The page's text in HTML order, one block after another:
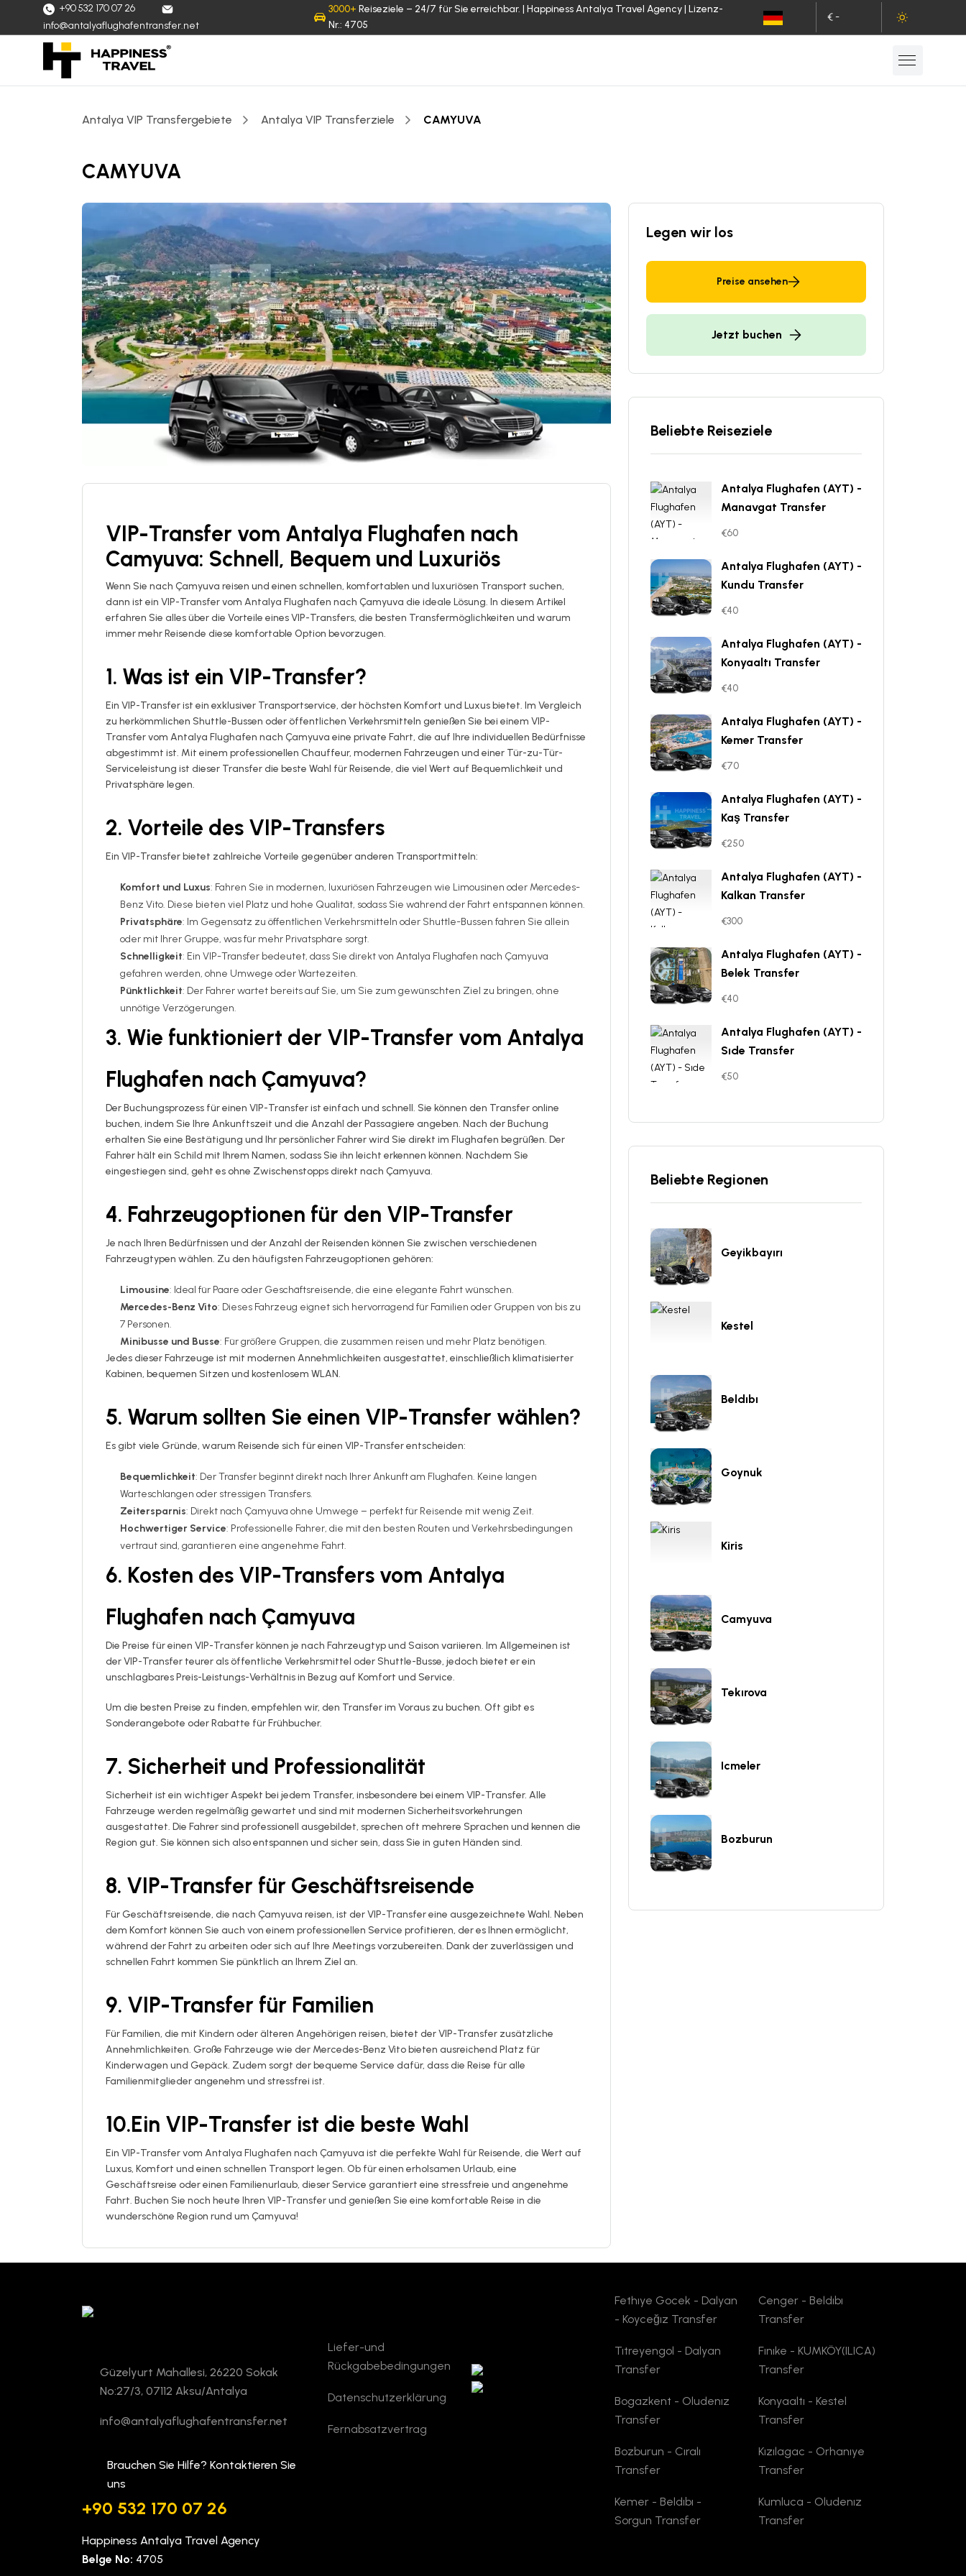
+90 532 170 07 26
info@antalyaflughafentransfer.net
3000+ Reiseziele – 24/7 für Sie erreichbar. | Happiness Antalya Travel Agency | Lizenz-
Nr.: 4705
€ -
Antalya VIP Transfergebiete Antalya VIP Transferziele CAMYUVA
CAMYUVA
VIP-Transfer vom Antalya Flughafen nach
Camyuva: Schnell, Bequem und Luxuriös
Wenn Sie nach Çamyuva reisen und einen schnellen, komfortablen und luxuriösen Transport suchen,
dann ist ein VIP-Transfer vom Antalya Flughafen nach Çamyuva die ideale Lösung. In diesem Artikel
erfahren Sie alles über die Vorteile eines VIP-Transfers, die besten Transfermöglichkeiten und warum
immer mehr Reisende diese komfortable Option bevorzugen.
1. Was ist ein VIP-Transfer?
Ein VIP-Transfer ist ein exklusiver Transportservice, der höchsten Komfort und Luxus bietet. Im Vergleich
zu herkömmlichen Shuttle-Bussen oder öffentlichen Verkehrsmitteln genießen Sie bei einem VIP-
Transfer vom Antalya Flughafen nach Çamyuva eine private Fahrt, die auf Ihre individuellen Bedürfnisse
abgestimmt ist. Mit einem professionellen Chauffeur, modernen Fahrzeugen und einer Tür-zu-Tür-
Serviceleistung ist dieser Transfer die beste Wahl für Reisende, die viel Wert auf Bequemlichkeit und
Privatsphäre legen.
2. Vorteile des VIP-Transfers
Ein VIP-Transfer bietet zahlreiche Vorteile gegenüber anderen Transportmitteln:
Komfort und Luxus: Fahren Sie in modernen, luxuriösen Fahrzeugen wie Limousinen oder Mercedes-
Benz Vito. Diese bieten viel Platz und hohe Qualität, sodass Sie während der Fahrt entspannen können.
Privatsphäre: Im Gegensatz zu öffentlichen Verkehrsmitteln oder Shuttle-Bussen fahren Sie allein
oder mit Ihrer Gruppe, was für mehr Privatsphäre sorgt.
Schnelligkeit: Ein VIP-Transfer bedeutet, dass Sie direkt von Antalya Flughafen nach Çamyuva
gefahren werden, ohne Umwege oder Wartezeiten.
Pünktlichkeit: Der Fahrer wartet bereits auf Sie, um Sie zum gewünschten Ziel zu bringen, ohne
unnötige Verzögerungen.
3. Wie funktioniert der VIP-Transfer vom Antalya
Flughafen nach Çamyuva?
Der Buchungsprozess für einen VIP-Transfer ist einfach und schnell. Sie können den Transfer online
buchen, indem Sie Ihre Ankunftszeit und die Anzahl der Passagiere angeben. Nach der Buchung
erhalten Sie eine Bestätigung und Ihr persönlicher Fahrer wird Sie direkt im Flughafen begrüßen. Der
Fahrer hält ein Schild mit Ihrem Namen, sodass Sie ihn leicht erkennen können. Nachdem Sie
eingestiegen sind, geht es ohne Zwischenstopps direkt nach Çamyuva.
4. Fahrzeugoptionen für den VIP-Transfer
Je nach Ihren Bedürfnissen und der Anzahl der Reisenden können Sie zwischen verschiedenen
Fahrzeugtypen wählen. Zu den häufigsten Fahrzeugoptionen gehören:
Limousine: Ideal für Paare oder Geschäftsreisende, die eine elegante Fahrt wünschen.
Mercedes-Benz Vito: Dieses Fahrzeug eignet sich hervorragend für Familien oder Gruppen von bis zu
7 Personen.
Minibusse und Busse: Für größere Gruppen, die zusammen reisen und mehr Platz benötigen.
Jedes dieser Fahrzeuge ist mit modernen Annehmlichkeiten ausgestattet, einschließlich klimatisierter
Kabinen, bequemen Sitzen und kostenlosem WLAN.
5. Warum sollten Sie einen VIP-Transfer wählen?
Es gibt viele Gründe, warum Reisende sich für einen VIP-Transfer entscheiden:
Bequemlichkeit: Der Transfer beginnt direkt nach Ihrer Ankunft am Flughafen. Keine langen
Warteschlangen oder stressigen Transfers.
Zeitersparnis: Direkt nach Çamyuva ohne Umwege – perfekt für Reisende mit wenig Zeit.
Hochwertiger Service: Professionelle Fahrer, die mit den besten Routen und Verkehrsbedingungen
vertraut sind, garantieren eine angenehme Fahrt.
6. Kosten des VIP-Transfers vom Antalya
Flughafen nach Çamyuva
Die Preise für einen VIP-Transfer können je nach Fahrzeugtyp und Saison variieren. Im Allgemeinen ist
der VIP-Transfer teurer als öffentliche Verkehrsmittel oder Shuttle-Busse, jedoch bietet er ein
unschlagbares Preis-Leistungs-Verhältnis in Bezug auf Komfort und Service.
Um die besten Preise zu finden, empfehlen wir, den Transfer im Voraus zu buchen. Oft gibt es
Sonderangebote oder Rabatte für Frühbucher.
7. Sicherheit und Professionalität
Sicherheit ist ein wichtiger Aspekt bei jedem Transfer, insbesondere bei einem VIP-Transfer. Alle
Fahrzeuge werden regelmäßig gewartet und sind mit modernen Sicherheitsvorkehrungen
ausgestattet. Die Fahrer sind professionell ausgebildet, sprechen oft mehrere Sprachen und kennen die
Region gut. Sie können sich also entspannen und sicher sein, dass Sie in guten Händen sind.
8. VIP-Transfer für Geschäftsreisende
Für Geschäftsreisende, die nach Çamyuva reisen, ist der VIP-Transfer eine ausgezeichnete Wahl. Neben
dem Komfort können Sie auch von einem professionellen Service profitieren, der es Ihnen ermöglicht,
während der Fahrt zu arbeiten oder sich auf Ihre Meetings vorzubereiten. Dank der zuverlässigen und
schnellen Fahrt kommen Sie pünktlich an Ihrem Ziel an.
9. VIP-Transfer für Familien
Für Familien, die mit Kindern oder älteren Angehörigen reisen, bietet der VIP-Transfer zusätzliche
Annehmlichkeiten. Große Fahrzeuge wie der Mercedes-Benz Vito bieten ausreichend Platz für
Kinderwagen und Gepäck. Zudem sorgt der bequeme Service dafür, dass die Reise für alle
Familienmitglieder angenehm und stressfrei ist.
10.Ein VIP-Transfer ist die beste Wahl
Ein VIP-Transfer vom Antalya Flughafen nach Çamyuva ist die perfekte Wahl für Reisende, die Wert auf
Luxus, Komfort und einen schnellen Transport legen. Ob für einen erholsamen Urlaub, eine
Geschäftsreise oder einen Familienurlaub, dieser Service garantiert eine stressfreie und angenehme
Fahrt. Buchen Sie noch heute Ihren VIP-Transfer und genießen Sie eine komfortable Reise in die
wunderschöne Region rund um Çamyuva!
Legen wir los
Preise ansehen
Jetzt buchen
Beliebte Reiseziele
Antalya Flughafen (AYT) -
Manavgat Transfer
€60
Antalya Flughafen (AYT) -
Kundu Transfer
€40
Antalya Flughafen (AYT) -
Konyaaltı Transfer
€40
Antalya Flughafen (AYT) -
Kemer Transfer
€70
Antalya Flughafen (AYT) -
Kaş Transfer
€250
Antalya Flughafen (AYT) -
Kalkan Transfer
€300
Antalya Flughafen (AYT) -
Belek Transfer
€40
Antalya Flughafen (AYT) -
Sıde Transfer
€50
Beliebte Regionen
Geyikbayırı
Kestel
Beldıbı
Goynuk
Kiris
Camyuva
Tekırova
Icmeler
Bozburun
Güzelyurt Mahallesi, 26220 Sokak
No:27/3, 07112 Aksu/Antalya
info@antalyaflughafentransfer.net
Brauchen Sie Hilfe? Kontaktieren Sie
uns
+90 532 170 07 26
Happiness Antalya Travel Agency
Belge No: 4705
Liefer-und
Rückgabebedingungen
Datenschutzerklärung
Fernabsatzvertrag
Fethıye Gocek - Dalyan
- Koyceğız Transfer
Tıtreyengol - Dalyan
Transfer
Bogazkent - Oludenız
Transfer
Bozburun - Cıralı
Transfer
Kemer - Beldıbı -
Sorgun Transfer
Cenger - Beldıbı
Transfer
Fınıke - KUMKÖY(ILICA)
Transfer
Konyaaltı - Kestel
Transfer
Kızılagac - Orhanıye
Transfer
Kumluca - Oludenız
Transfer